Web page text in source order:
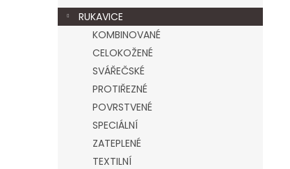
r
a
RUKAVICE
KOMBINOVANÉ
CELOKOŽENÉ
SVÁŘEČSKÉ
PROTIŘEZNÉ
POVRSTVENÉ
SPECIÁLNÍ
ZATEPLENÉ
TEXTILNÍ